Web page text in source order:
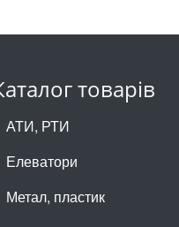
товарів
АТИ, РТИ
Елеватори
Метал, пластик